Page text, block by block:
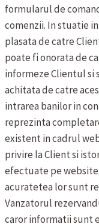
formularul de
comenzii. In stuatie
plasata de catre
poate fi onorata de
informeze Clientul si
achitata de catre
intrarea banilor in
reprezinta
existent in cadrul
privire la Client si
efectuate pe
acuratetea lor sunt
Vanzatorul
caror informatii sunt